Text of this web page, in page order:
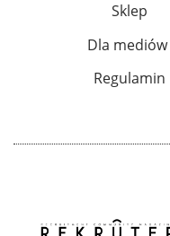
Sklep
Dla mediów
Regulamin